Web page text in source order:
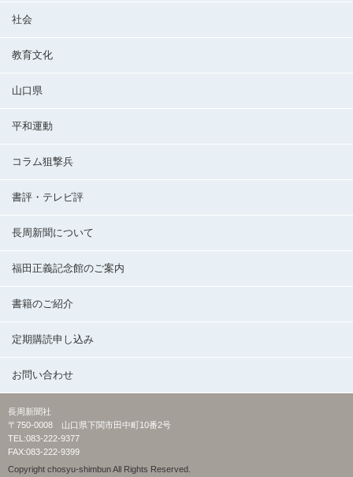
社会
教育文化
山口県
平和運動
コラム狙撃兵
書評・テレビ評
長周新聞について
福田正義記念館のご案内
書籍のご紹介
定期購読申し込み
お問い合わせ
長周新聞社
〒750-0008 山口県下関市田中町10番2号
TEL:083-222-9377
FAX:083-222-9399
Copyright chosyu-shimbun All Rights Reserved.